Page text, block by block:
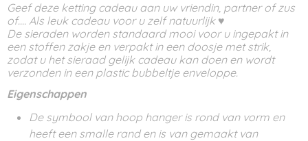
Geef deze ketting cadeau aan uw vriendin, partner of zus
of.... Als leuk cadeau voor u zelf natuurlijk ♥
De sieraden worden standaard mooi voor u ingepakt in
een stoffen zakje en verpakt in een doosje met strik,
zodat u het sieraad gelijk cadeau kan doen en wordt
verzonden in een plastic bubbeltje enveloppe.
Eigenschappen
De symbool van hoop hanger is rond van vorm en
heeft een smalle rand en is van gemaakt van